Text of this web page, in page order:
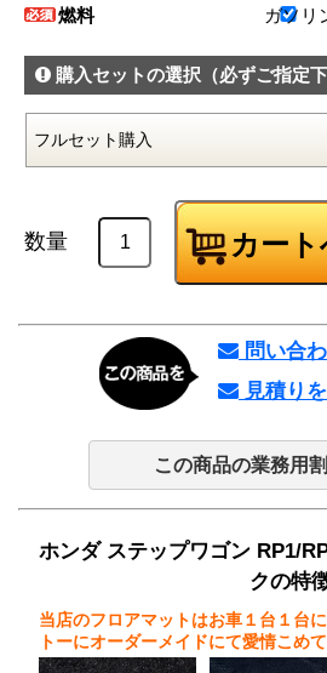
燃料
ガソリ
購入セットの選択 （必ずご指定
数量
問い合
見積り
この商品の業務用
ホンダ ステップワゴン RP1/
クの特
当店のフロアマットはお車１台１台
トーにオーダーメイドにて愛情こめ